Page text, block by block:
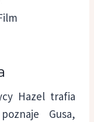
Hazel trafia
Gusa,